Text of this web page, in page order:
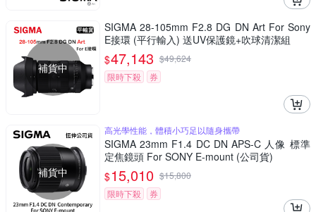
補貨中
SIGMA 28-105mm F2.8 DG DN Art For Sony
E接環 (平行輸入) 送UV保護鏡+吹球清潔組
$47,143 $49,624
限時下殺
券
補貨中
高光學性能，體積小巧足以隨身攜帶
SIGMA 23mm F1.4 DC DN APS-C 人像 標準
定焦鏡頭 For SONY E-mount (公司貨)
$15,010 $15,800
限時下殺
券